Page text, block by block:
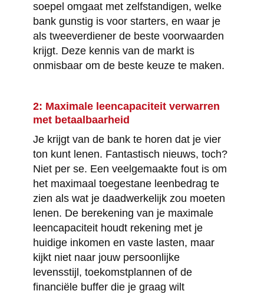
soepel omgaat met zelfstandigen, welke
bank gunstig is voor starters, en waar je
als tweeverdiener de beste voorwaarden
krijgt. Deze kennis van de markt is
onmisbaar om de beste keuze te maken.
2: Maximale leencapaciteit verwarren
met betaalbaarheid
Je krijgt van de bank te horen dat je vier
ton kunt lenen. Fantastisch nieuws, toch?
Niet per se. Een veelgemaakte fout is om
het maximaal toegestane leenbedrag te
zien als wat je daadwerkelijk zou moeten
lenen. De berekening van je maximale
leencapaciteit houdt rekening met je
huidige inkomen en vaste lasten, maar
kijkt niet naar jouw persoonlijke
levensstijl, toekomstplannen of de
financiële buffer die je graag wilt